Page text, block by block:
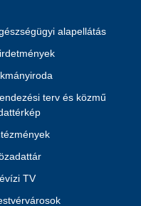
alapellátás
terv és közmű
TV